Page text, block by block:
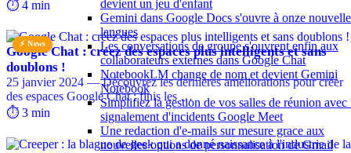
devient un jeu d'enfant
Gemini dans Google Docs s'ouvre à onze
langues
Les conversations de groupe s'ouvrent enfin aux
collaborateurs externes dans Google Chat
NotebookLM change de nom et devient Gemini
Notebook
Simplifiez la gestion de vos salles de réunion avec
signalement d'incidents Google Meet
Une redaction d'e-mails sur mesure grace aux
nouvelles options de personnalisation de Gmail
⏱️ 4 min
⚡ News
Google Chat : créez des espaces plus intelligents et sans
doublons !
25 janvier 2024 — Découvrez les dernières améliorations pour créer
des espaces Google Chat : finis les …
⏱️ 3 min